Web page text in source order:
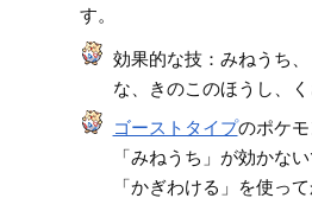
す。
効果的な技：みねうち
な、きのこのほうし、
ゴーストタイプのポケモ
「みねうち」が効かな
「かぎわける」を使っ